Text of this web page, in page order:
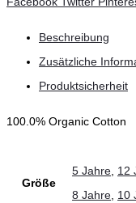
Beschreibung
Zusätzliche
Produktsicherheit
100.0% Organic Cotton
Größe
5 Jahre 12
8 Jahre 10